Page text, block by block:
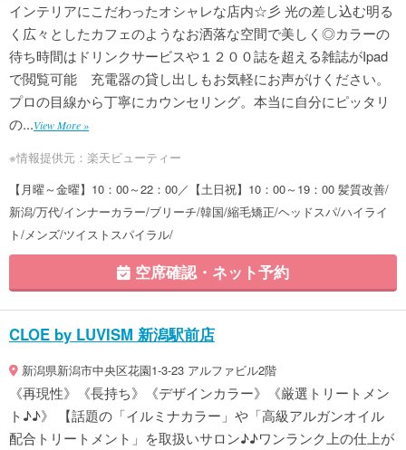
インテリアにこだわったオシャレな店内☆彡 光の差し込む明る
く広々としたカフェのようなお洒落な空間で美しく◎カラーの
待ち時間はドリンクサービスや１２００誌を超える雑誌がIpad
で閲覧可能 充電器の貸し出しもお気軽にお声がけください。
プロの目線から丁寧にカウンセリング。本当に自分にピッタリ
の...View More »
※情報提供元：楽天ビューティー
【月曜～金曜】10：00～22：00／【土日祝】10：00～19：00 髪質改善/
新潟/万代/インナーカラー/ブリーチ/韓国/縮毛矯正/ヘッドスパ/ハイライ
ト/メンズ/ツイストスパイラル/
空席確認・ネット予約
CLOE by LUVISM 新潟駅前店
新潟県新潟市中央区花園1-3-23 アルファビル2階
《再現性》《長持ち》《デザインカラー》《厳選トリートメン
ト♪♪》 【話題の「イルミナカラー」や「高級アルガンオイル
配合トリートメント」を取扱いサロン♪♪ワンランク上の仕上が